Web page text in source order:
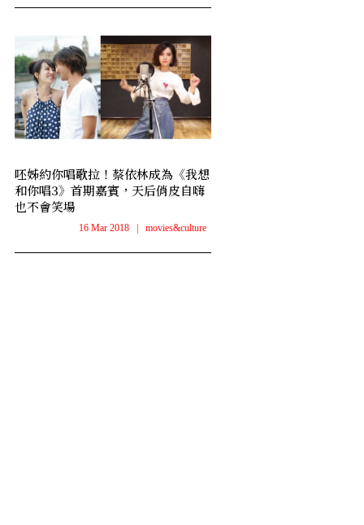
呸姊約你唱歌拉！蔡依林成為《我想
和你唱3》首期嘉賓，天后俏皮自嗨
也不會笑場
16 Mar 2018 movies&culture